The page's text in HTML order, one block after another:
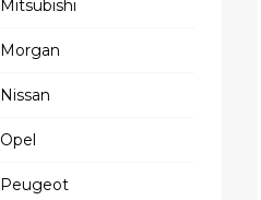
Mitsubishi
Morgan
Nissan
Opel
Peugeot